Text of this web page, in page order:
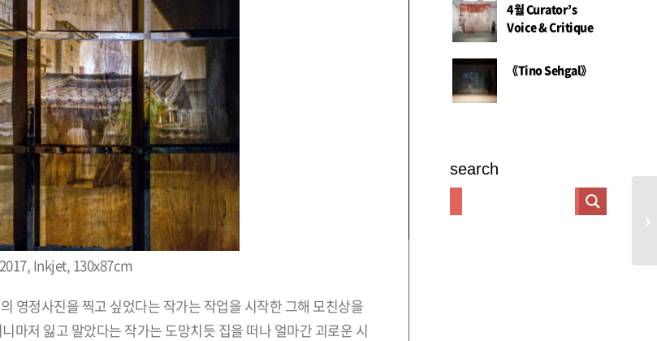
Inkjet, 130x87cm
영정사진을 찍고 싶었다는 작가는 작업을 시작한 그해 모친상을
마저 잃고 말았다는 작가는 도망치듯 집을 떠나 얼마간 괴로운 시
4월 Curator’s
Voice & Critique
《Tino Sehgal》
search